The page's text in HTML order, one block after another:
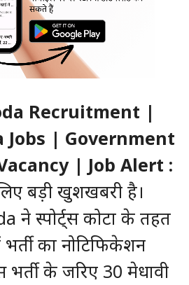
Recruitment |
Jobs | Government
| Job Alert :
बड़ी खुशखबरी है।
ने स्पोर्ट्स कोटा के तहत
का नोटिफिकेशन
भर्ती के जरिए 30 मेधावी